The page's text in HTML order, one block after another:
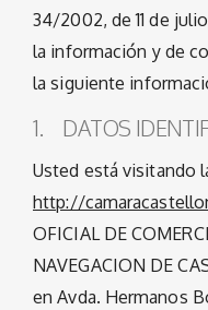
34/2002, de 11 de
la información y de
la siguiente
1. DATOS
Usted está visitando
http://
OFICIAL DE
NAVEGACION DE
en Avda. Hermanos